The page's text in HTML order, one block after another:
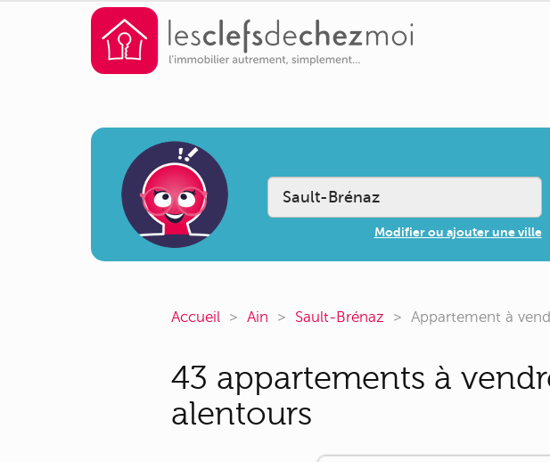
Modifier ou ajouter une ville
Accueil Ain Sault-Brénaz Appartement à
43 appartements à
alentours